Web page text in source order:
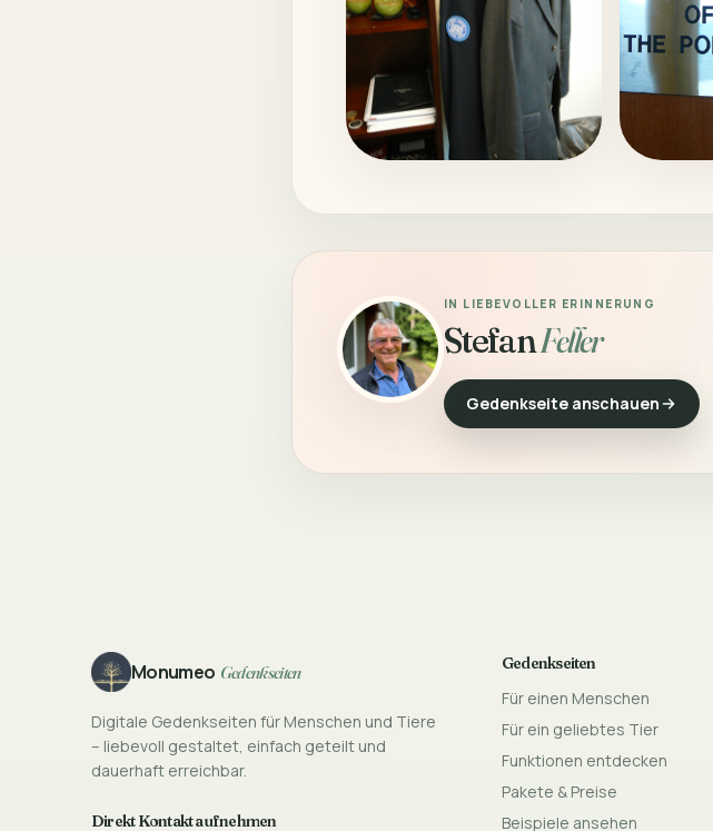
IN LIEBEVOLLER ERINNERUNG
StefanFeller
Gedenkseite anschauen
FooterMonumeo Gedenkseiten
Digitale Gedenkseiten für Menschen und Tiere
– liebevoll gestaltet, einfach geteilt und
dauerhaft erreichbar.
Direkt Kontakt aufnehmen
Gedenkseiten
Für einen Menschen
Für ein geliebtes Tier
Funktionen entdecken
Pakete & Preise
Beispiele ansehen